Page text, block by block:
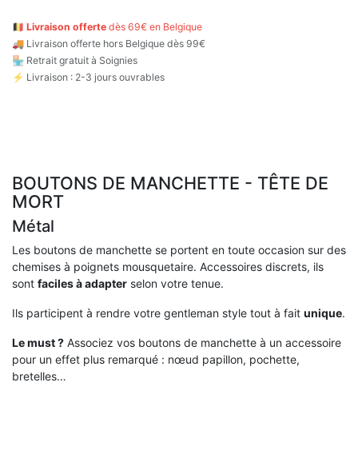
🇧🇪 Livraison offerte dès 69€ en Belgique
🚚 Livraison offerte hors Belgique dès 99€
🏪 Retrait gratuit à Soignies
⚡ Livraison : 2-3 jours ouvrables
BOUTONS DE MANCHETTE - TÊTE DE
MORT
Métal
Les boutons de manchette se portent en toute occasion sur des
chemises à poignets mousquetaire. Accessoires discrets, ils
sont faciles à adapter selon votre tenue.
Ils participent à rendre votre gentleman style tout à fait unique.
Le must ? Associez vos boutons de manchette à un accessoire
pour un effet plus remarqué : nœud papillon, pochette,
bretelles…